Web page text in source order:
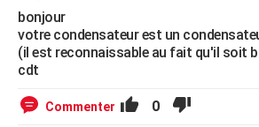
FORUM
Bricolage
Lifestyle
Culture
Sport
Auto
Television
Voyage
Cinema
bonjour
votre condensateur est un
(il est reconnaissable au fait qu'il soit
cdt
Commenter 0